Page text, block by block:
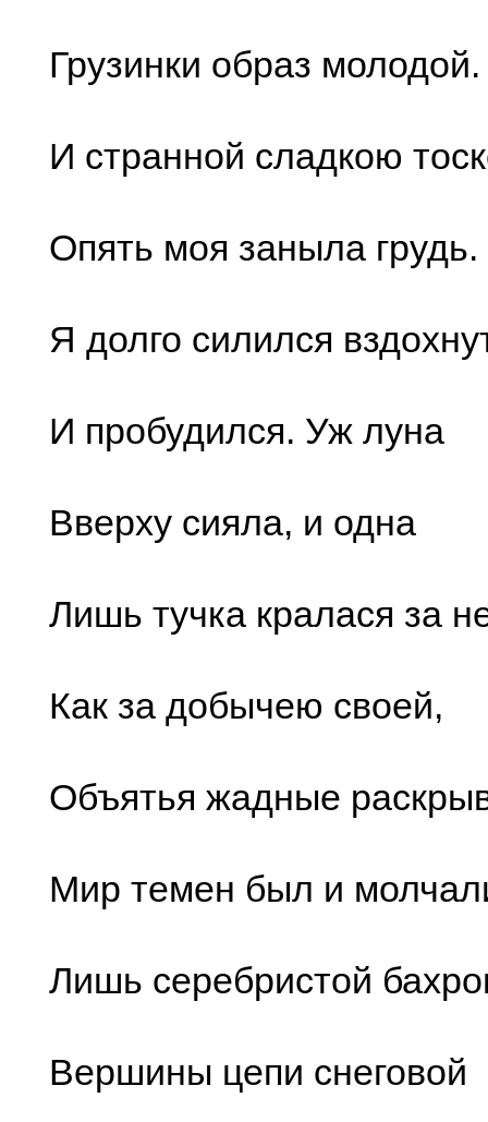
Грузинки образ молодой.
И странной сладкою
Опять моя заныла грудь.
Я долго силился
И пробудился. Уж луна
Вверху сияла, и одна
Лишь тучка кралася за
Как за добычею своей,
Объятья жадные
Мир темен был и
Лишь серебристой
Вершины цепи снеговой